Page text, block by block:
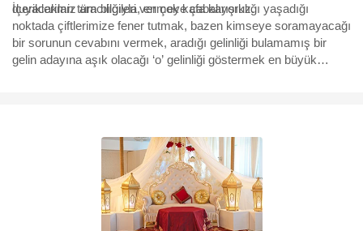
duyacakları tüm bilgileri vermeye çabalıyoruz.
İçeriklerimiz aracılığıyla, en çok kafa karışıklığı yaşadığı
noktada çiftlerimize fener tutmak, bazen kimseye soramayacağı
bir sorunun cevabını vermek, aradığı gelinliği bulamamış bir
gelin adayına aşık olacağı ‘o’ gelinliği göstermek en büyük